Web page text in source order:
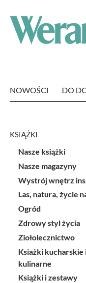
NOWOŚCI DO
KSIĄŻKI
Nasze książki
Nasze magazyny
Wystrój wnętrz
Las, natura, życie
Ogród
Zdrowy styl życia
Ziołolecznictwo
Ksiażki kucharskie
kulinarne
Książki i zestawy